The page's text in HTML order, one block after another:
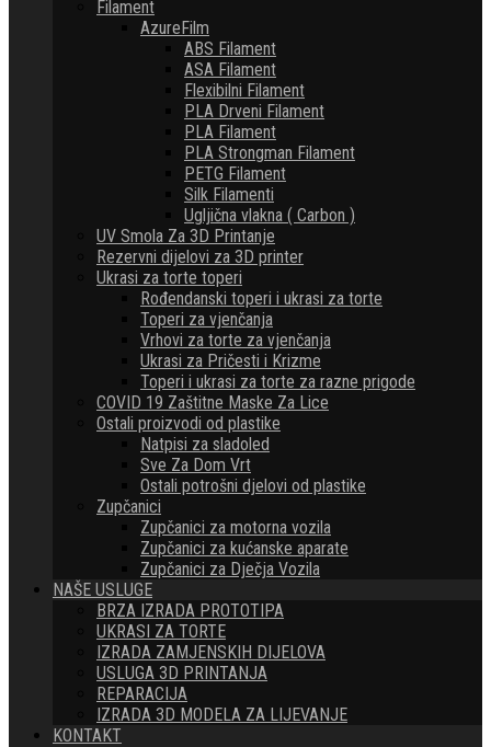
Filament
AzureFilm
ABS Filament
ASA Filament
Flexibilni Filament
PLA Drveni Filament
PLA Filament
PLA Strongman Filament
PETG Filament
Silk Filamenti
Ugljična vlakna ( Carbon )
UV Smola Za 3D Printanje
Rezervni dijelovi za 3D printer
Ukrasi za torte toperi
Rođendanski toperi i ukrasi za torte
Toperi za vjenčanja
Vrhovi za torte za vjenčanja
Ukrasi za Pričesti i Krizme
Toperi i ukrasi za torte za razne prigode
COVID 19 Zaštitne Maske Za Lice
Ostali proizvodi od plastike
Natpisi za sladoled
Sve Za Dom Vrt
Ostali potrošni djelovi od plastike
Zupčanici
Zupčanici za motorna vozila
Zupčanici za kućanske aparate
Zupčanici za Dječja Vozila
NAŠE USLUGE
BRZA IZRADA PROTOTIPA
UKRASI ZA TORTE
IZRADA ZAMJENSKIH DIJELOVA
USLUGA 3D PRINTANJA
REPARACIJA
IZRADA 3D MODELA ZA LIJEVANJE
KONTAKT